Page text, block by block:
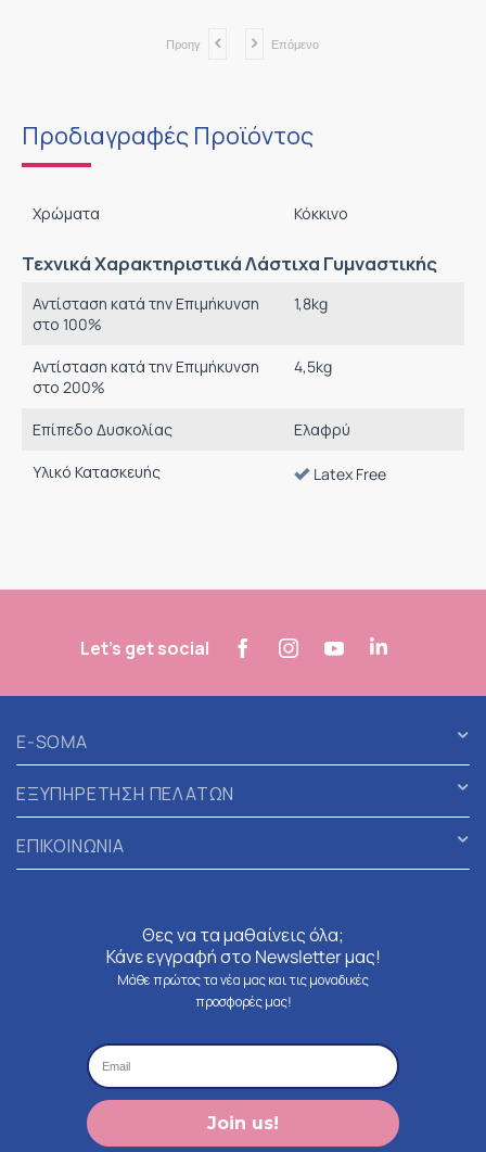
Προηγ Επόμενο
Προδιαγραφές Προϊόντος
Χρώματα Κόκκινο
Τεχνικά Χαρακτηριστικά Λάστιχα Γυμναστικής
Αντίσταση κατά την Επιμήκυνση
στο 100%
1,8kg
Αντίσταση κατά την Επιμήκυνση
στο 200%
4,5kg
Επίπεδο Δυσκολίας Ελαφρύ
Υλικό Κατασκευής Latex Free
Let's get social
E-SOMA
ΕΞΥΠΗΡΕΤΗΣΗ ΠΕΛΑΤΩΝ
ΕΠΙΚΟΙΝΩΝΙΑ
Θες να τα μαθαίνεις όλα;
Κάνε εγγραφή στο Newsletter μας!
Μάθε πρώτος τα νέα μας και τις μοναδικές
προσφορές μας!
Join us!